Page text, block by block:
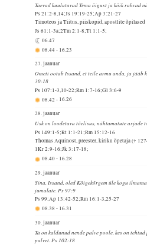
Taevad kuulutavad Tema õigust ja kõik rahvad
Ps 21:2-8,14;Js 19:19-25;Ap 3:21-27
Timoteos ja Tiitus, piiskopid, apostlite õpilased
Js 61:1-3a;2Tm 2:1-8;Tt 1:1-5;
06.47
08.44- 16.23
27. jaanuar
Ometi ootab Issand, et teile armu anda, ja jääb
30:18
Ps 107:1-3,10-22;Rm 1:7-16;Gl 3:6-9
08.42- 16.26
28. jaanuar
Usk on loodetava tõelisus, nähtamatute asjade
Ps 149:1-5;Rt 1:1-21;Rm 15:12-16
Thomas Aquinost, preester, kiriku õpetaja (†
1Kr 2:9-16;Jk 3:17-18;
08.40- 16.28
29. jaanuar
Sina, Issand, oled Kõigekõrgem üle kogu
jumalate. Ps 97:9
Ps 99;Ap 13:42-52;Rm 16:1-3,25-27
08.38- 16.31
30. jaanuar
Ta on kaldunud nende palve poole, kes on
palvet. Ps 102:18